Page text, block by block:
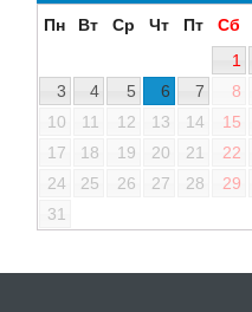
Пн Вт Ср Чт Пт Сб
1
3
4 5 6 7 8
10
11 12 13 14 15
17
18 19 20 21 22
24
25 26 27 28 29
31